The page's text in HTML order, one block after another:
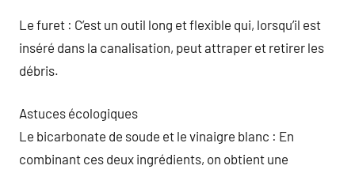
Le furet : C’est un outil long et flexible qui, lorsqu’il est
inséré dans la canalisation, peut attraper et retirer les
débris.
Astuces écologiques
Le bicarbonate de soude et le vinaigre blanc : En
combinant ces deux ingrédients, on obtient une